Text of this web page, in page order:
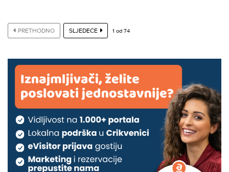
PRETHODNO SLJEDEĆE 1 od 74